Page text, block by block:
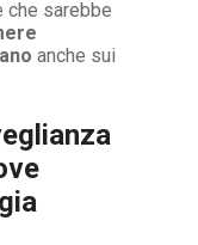
che sarebbe
anche sui